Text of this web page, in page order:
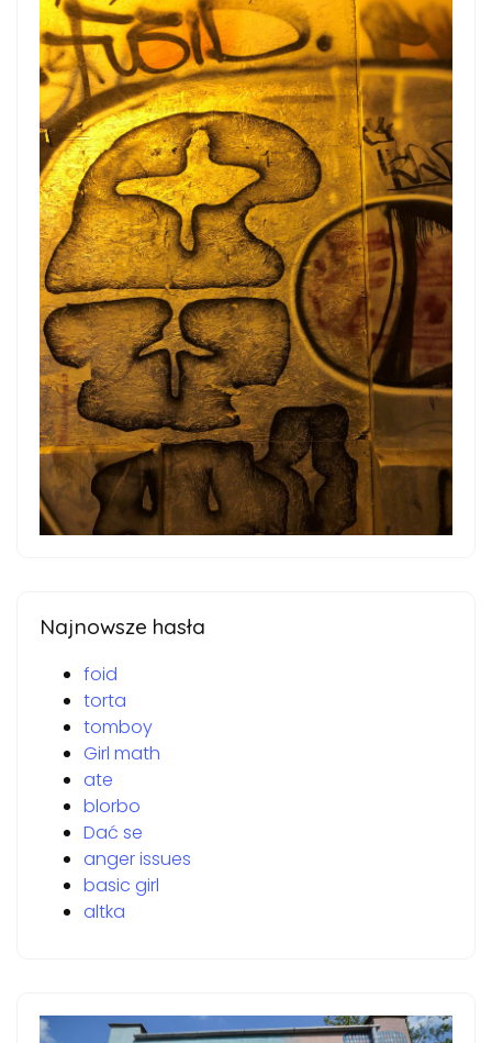
Najnowsze hasła
foid
torta
tomboy
Girl math
ate
blorbo
Dać se
anger issues
basic girl
altka